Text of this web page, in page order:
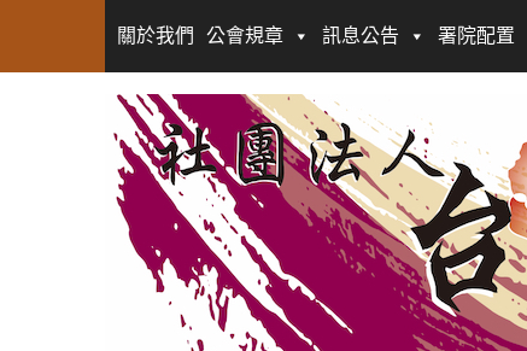
關於我們 公會規章 訊息公告 署院配置